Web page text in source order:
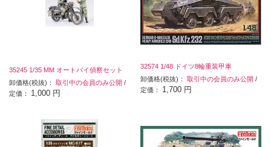
35245 1/35 MM オートバイ偵察セット
卸価格(税抜)： 取引中の会員のみ公開 /
定価： 1,000 円
32574 1/48 ドイツ8輪重装甲車
卸価格(税抜)：取引中の会員のみ公開 /
定価： 1,700 円